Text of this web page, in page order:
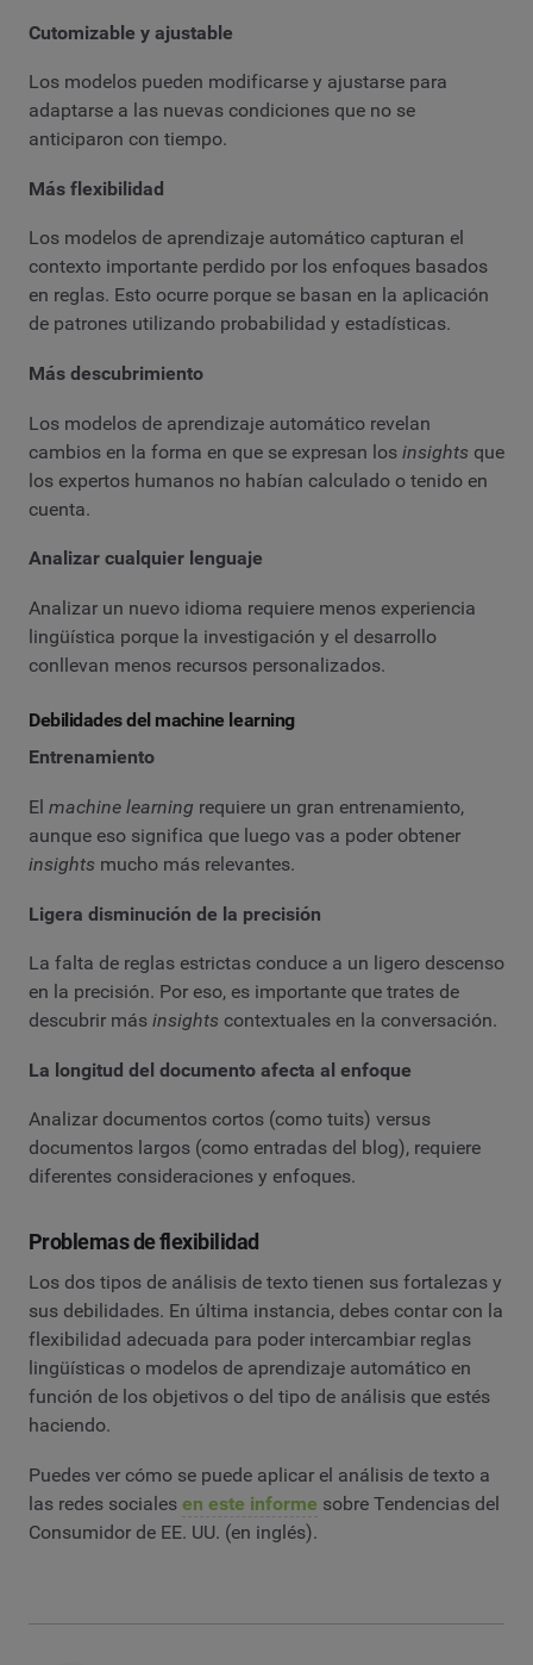
Cutomizable y ajustable
Los modelos pueden modificarse y ajustarse para
adaptarse a las nuevas condiciones que no se
anticiparon con tiempo.
Más flexibilidad
Los modelos de aprendizaje automático capturan el
contexto importante perdido por los enfoques basados ​​
en reglas. Esto ocurre porque se basan en la aplicación
de patrones utilizando probabilidad y estadísticas.
Más descubrimiento
Los modelos de aprendizaje automático revelan
cambios en la forma en que se expresan los insights que
los expertos humanos no habían calculado o tenido en
cuenta.
Analizar cualquier lenguaje
Analizar un nuevo idioma requiere menos experiencia
lingüística porque la investigación y el desarrollo
conllevan menos recursos personalizados.
Debilidades del machine learning
Entrenamiento
El machine learning requiere un gran entrenamiento,
aunque eso significa que luego vas a poder obtener
insights mucho más relevantes.
Ligera disminución de la precisión
La falta de reglas estrictas conduce a un ligero descenso
en la precisión. Por eso, es importante que trates de
descubrir más insights contextuales en la conversación.
La longitud del documento afecta al enfoque
Analizar documentos cortos (como tuits) versus
documentos largos (como entradas del blog), requiere
diferentes consideraciones y enfoques.
Problemas de flexibilidad
Los dos tipos de análisis de texto tienen sus fortalezas y
sus debilidades. En última instancia, debes contar con la
flexibilidad adecuada para poder intercambiar reglas
lingüísticas o modelos de aprendizaje automático en
función de los objetivos o del tipo de análisis que estés
haciendo.
Puedes ver cómo se puede aplicar el análisis de texto a
las redes sociales en este informe sobre Tendencias del
Consumidor de EE. UU. (en inglés).